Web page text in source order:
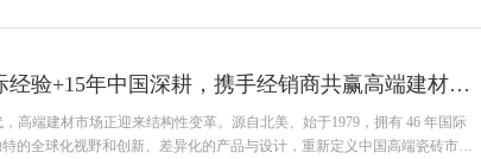
ICC 瓷砖岩板：46年国际经验+15年中国深耕，携手经销商共赢高端建材市场
高端建材市场正迎来结构性变革。源自北美、始于1979，拥有 46 年国际
的全球化视野和创新、差异化的产品与设计，重新定义中国高端瓷砖市